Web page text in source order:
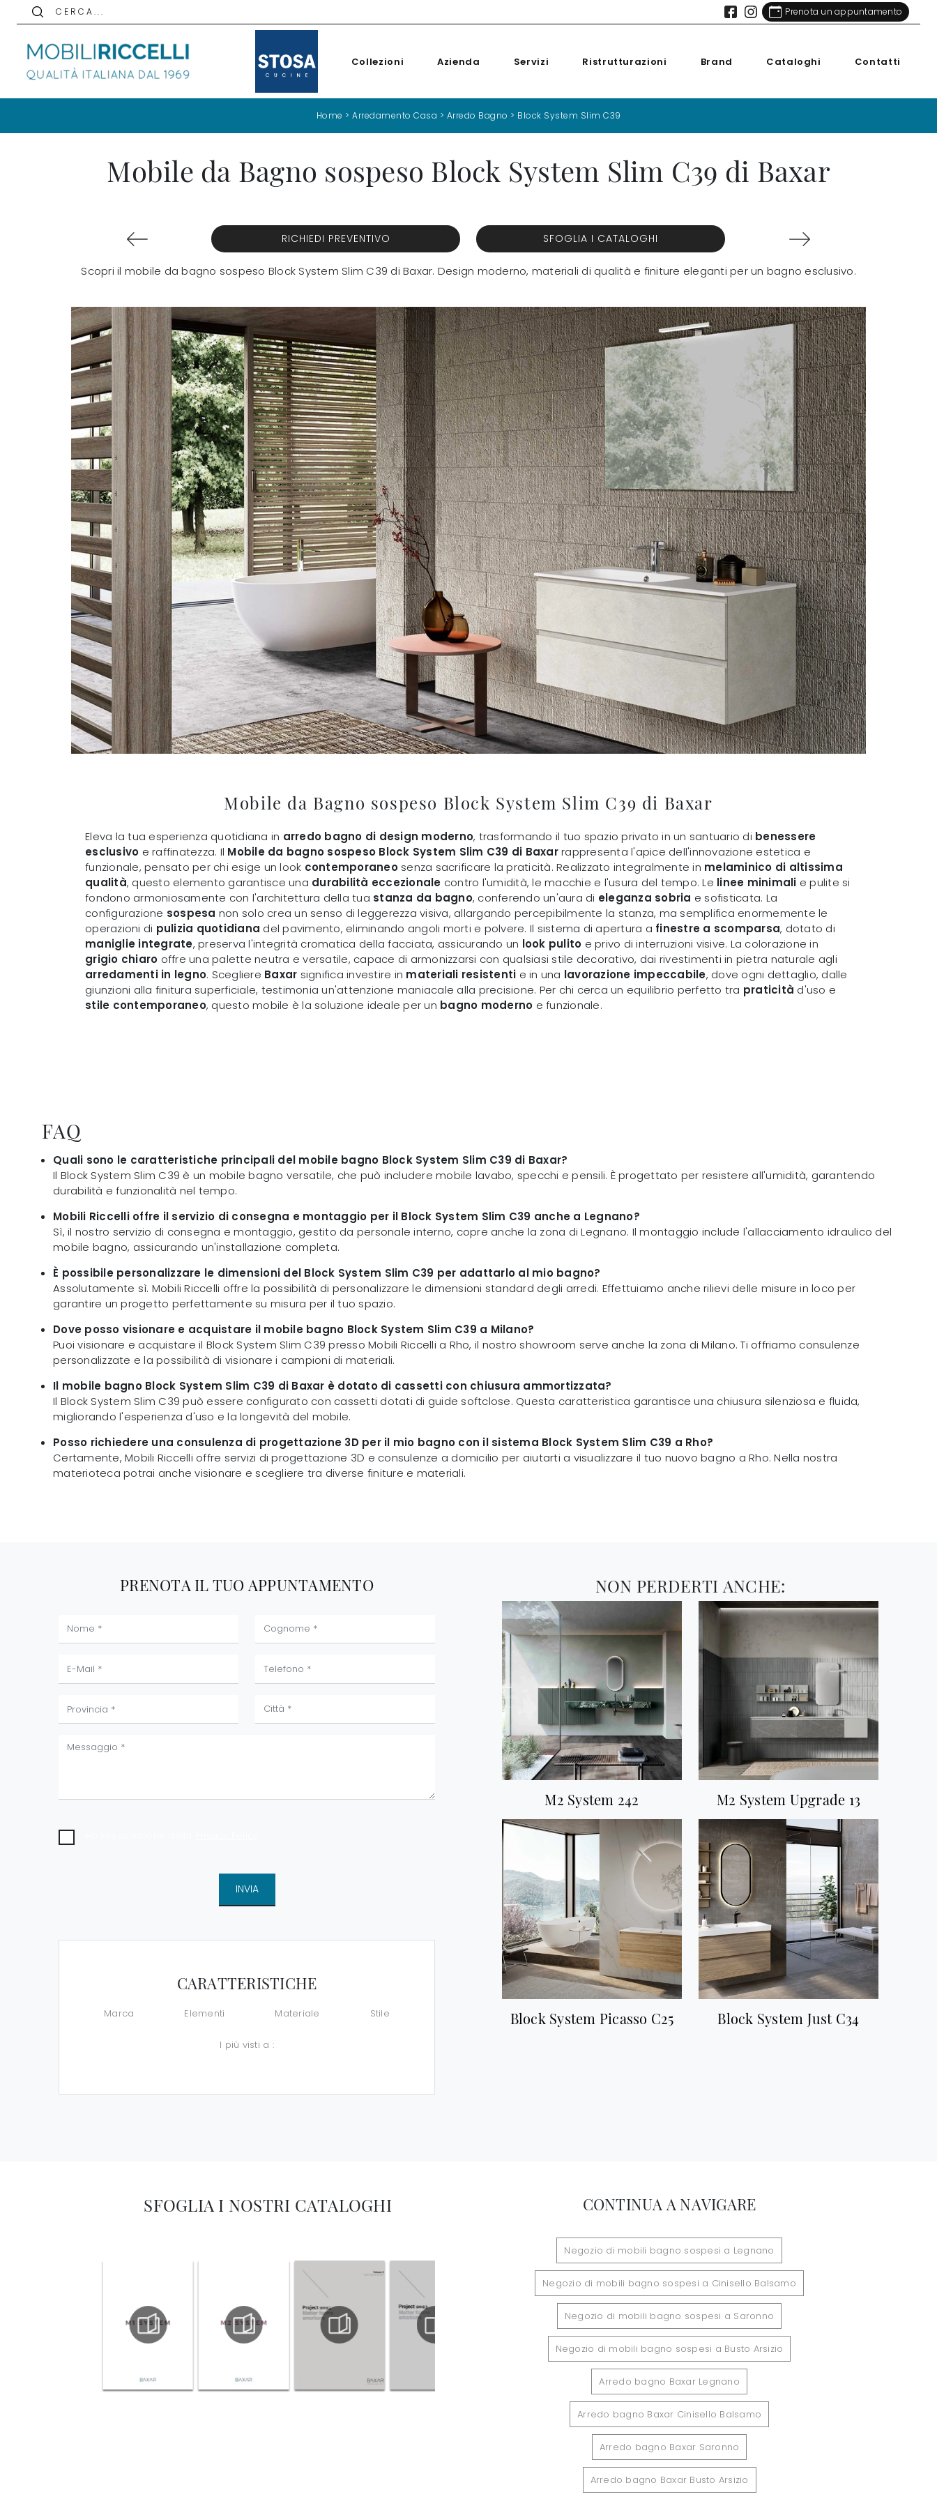
C E R C A . . . Prenota un appuntamento
Collezioni Azienda Servizi Ristrutturazioni Brand Cataloghi Contatti
Home > Arredamento Casa > Arredo Bagno > Block System Slim C39
Mobile da Bagno sospeso Block System Slim C39 di Baxar
RICHIEDI PREVENTIVO SFOGLIA I CATALOGHI
Scopri il mobile da bagno sospeso Block System Slim C39 di Baxar. Design moderno, materiali di qualità e finiture eleganti per un bagno esclusivo.
Mobile da Bagno sospeso Block System Slim C39 di Baxar
Eleva la tua esperienza quotidiana in arredo bagno di design moderno, trasformando il tuo spazio privato in un santuario di benessere
esclusivo e raffinatezza. Il Mobile da bagno sospeso Block System Slim C39 di Baxarrappresenta l'apice dell'innovazione estetica e
funzionale, pensato per chi esige un look contemporaneosenza sacrificare la praticità. Realizzato integralmente in melaminico di altissima
qualità, questo elemento garantisce una durabilità eccezionale contro l'umidità, le macchie e l'usura del tempo. Le linee minimali e pulite si
fondono armoniosamente con l'architettura della tua stanza da bagno, conferendo un'aura di eleganza sobria e sofisticata. La
configurazione sospesa non solo crea un senso di leggerezza visiva, allargando percepibilmente la stanza, ma semplifica enormemente le
operazioni di pulizia quotidiana del pavimento, eliminando angoli morti e polvere. Il sistema di apertura a finestre a scomparsa, dotato di
maniglie integrate, preserva l'integrità cromatica della facciata, assicurando un look pulito e privo di interruzioni visive. La colorazione in
grigio chiaro offre una palette neutra e versatile, capace di armonizzarsi con qualsiasi stile decorativo, dai rivestimenti in pietra naturale agli
arredamenti in legno. Scegliere Baxar significa investire in materiali resistenti e in una lavorazione impeccabile, dove ogni dettaglio, dalle
giunzioni alla finitura superficiale, testimonia un'attenzione maniacale alla precisione. Per chi cerca un equilibrio perfetto tra praticità d'uso e
stile contemporaneo, questo mobile è la soluzione ideale per un bagno moderno e funzionale.
FAQ
Quali sono le caratteristiche principali del mobile bagno Block System Slim C39 di Baxar?
Il Block System Slim C39 è un mobile bagno versatile, che può includere mobile lavabo, specchi e pensili. È progettato per resistere all'umidità, garantendo
durabilità e funzionalità nel tempo.
Mobili Riccelli offre il servizio di consegna e montaggio per il Block System Slim C39 anche a Legnano?
Sì, il nostro servizio di consegna e montaggio, gestito da personale interno, copre anche la zona di Legnano. Il montaggio include l'allacciamento idraulico del
mobile bagno, assicurando un'installazione completa.
È possibile personalizzare le dimensioni del Block System Slim C39 per adattarlo al mio bagno?
Assolutamente sì. Mobili Riccelli offre la possibilità di personalizzare le dimensioni standard degli arredi. Effettuiamo anche rilievi delle misure in loco per
garantire un progetto perfettamente su misura per il tuo spazio.
Dove posso visionare e acquistare il mobile bagno Block System Slim C39 a Milano?
Puoi visionare e acquistare il Block System Slim C39 presso Mobili Riccelli a Rho, il nostro showroom serve anche la zona di Milano. Ti offriamo consulenze
personalizzate e la possibilità di visionare i campioni di materiali.
Il mobile bagno Block System Slim C39 di Baxar è dotato di cassetti con chiusura ammortizzata?
Il Block System Slim C39 può essere configurato con cassetti dotati di guide softclose. Questa caratteristica garantisce una chiusura silenziosa e fluida,
migliorando l'esperienza d'uso e la longevità del mobile.
Posso richiedere una consulenza di progettazione 3D per il mio bagno con il sistema Block System Slim C39 a Rho?
Certamente, Mobili Riccelli offre servizi di progettazione 3D e consulenze a domicilio per aiutarti a visualizzare il tuo nuovo bagno a Rho. Nella nostra
materioteca potrai anche visionare e scegliere tra diverse finiture e materiali.
PRENOTA IL TUO APPUNTAMENTO
INVIA
CARATTERISTICHE
Marca Elementi Materiale Stile
I più visti a :
NON PERDERTI ANCHE:
M2 System 242 M2 System Upgrade 13
Block System Picasso C25 Block System Just C34
SFOGLIA I NOSTRI CATALOGHI CONTINUA A NAVIGARE
Negozio di mobili bagno sospesi a Legnano
Negozio di mobili bagno sospesi a Cinisello Balsamo
Negozio di mobili bagno sospesi a Saronno
Negozio di mobili bagno sospesi a Busto Arsizio
Arredo bagno Baxar Legnano
Arredo bagno Baxar Cinisello Balsamo
Arredo bagno Baxar Saronno
Arredo bagno Baxar Busto Arsizio